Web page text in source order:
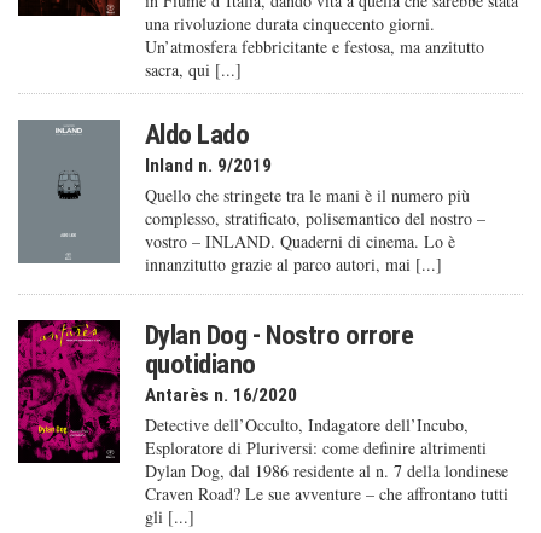
una rivoluzione durata cinquecento giorni.
Un’atmosfera febbricitante e festosa, ma anzitutto
sacra, qui [...]
Aldo Lado
Inland n. 9/2019
Quello che stringete tra le mani è il numero più
complesso, stratificato, polisemantico del nostro –
vostro – INLAND. Quaderni di cinema. Lo è
innanzitutto grazie al parco autori, mai [...]
Dylan Dog - Nostro orrore
quotidiano
Antarès n. 16/2020
Detective dell’Occulto, Indagatore dell’Incubo,
Esploratore di Pluriversi: come definire altrimenti
Dylan Dog, dal 1986 residente al n. 7 della londinese
Craven Road? Le sue avventure – che affrontano tutti
gli [...]